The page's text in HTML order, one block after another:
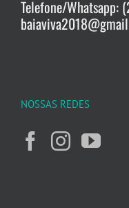
Telefone/Whatsapp:
NOSSAS REDES